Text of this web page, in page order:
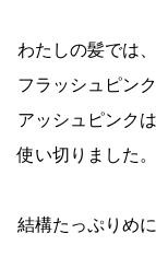
わたしの髪では、
フラッシュピン
アッシュピンク
使い切りました。
結構たっぷりめ